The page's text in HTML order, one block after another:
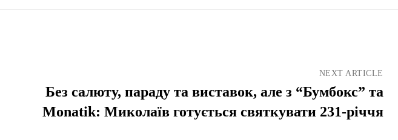
NEXT ARTICLE
Без салюту, параду та виставок, але з “Бумбокс” та
Monatik: Миколаїв готується святкувати 231-річчя